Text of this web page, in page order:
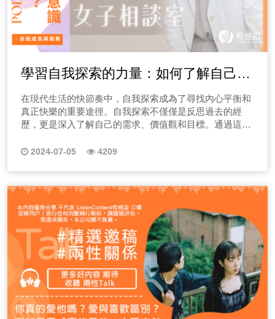
學習自我探索的力量：如何了解自己，
找到內心的平衡？
在現代生活的快節奏中，自我探索成為了尋找內心平衡和
真正快樂的重要途徑。自我探索不僅僅是反思過去的經
歷，更是深入了解自己的需求、價值觀和目標。通過這個
2024-07-05 4209